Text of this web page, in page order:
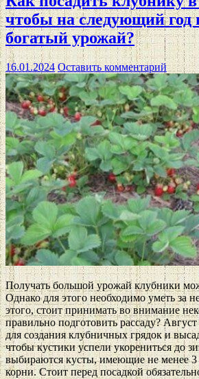
чтобы на следующий год
богатый урожай?
16.01.2024 Оставить комментарий
Получать большой урожай клубники
Однако для этого необходимо уметь за
этого, стоит принимать во внимание
правильно подготовить рассаду?
для создания клубничных грядок и
чтобы кустики успели укорениться до
выбираются кусты, имеющие не менее 3
корни. Стоит перед посадкой